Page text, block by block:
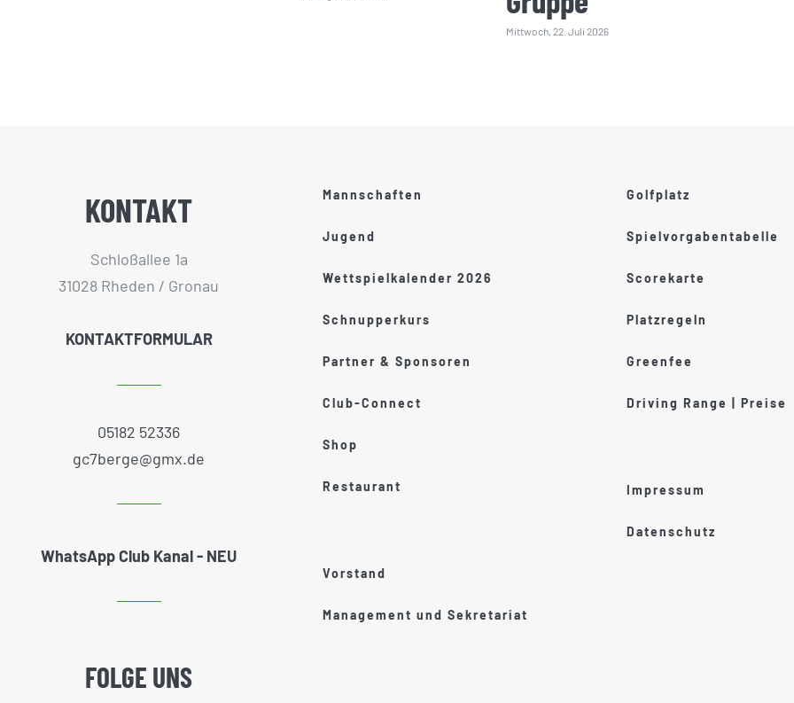
Mittwoch, 22. Juli 2026
KONTAKT
Schloßallee 1a
31028 Rheden / Gronau
KONTAKTFORMULAR
05182 52336
gc7berge@gmx.de
WhatsApp Club Kanal - NEU
FOLGE UNS
Mannschaften
Jugend
Wettspielkalender 2026
Schnupperkurs
Partner & Sponsoren
Club-Connect
Shop
Restaurant
Vorstand
Management und Sekretariat
Golfplatz
Spielvorgabentabelle
Scorekarte
Platzregeln
Greenfee
Driving Range | Preise
Impressum
Datenschutz